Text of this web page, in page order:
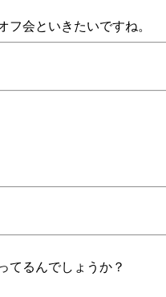
会といきたいですね。
てるんでしょうか？